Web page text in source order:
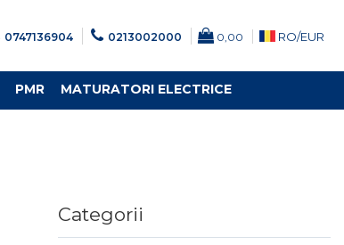
0747136904 0213002000 0,00 RO/EUR
PMR MATURATORI ELECTRICE
Categorii